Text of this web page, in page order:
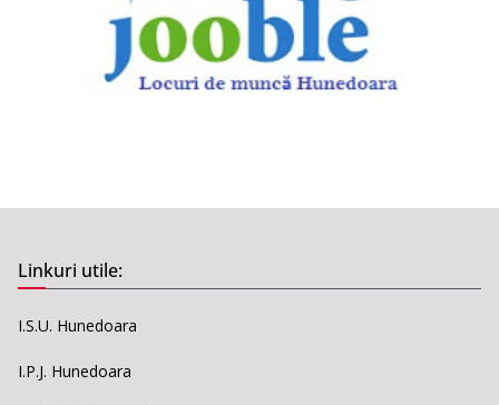
Linkuri utile:
I.S.U. Hunedoara
I.P.J. Hunedoara